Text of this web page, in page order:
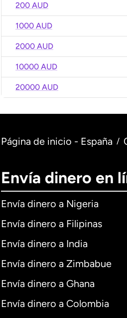
200 AUD
1000 AUD
2000 AUD
10000 AUD
20000 AUD
Página de inicio - España /
Envía dinero en
Envía dinero a Nigeria
Envía dinero a Filipinas
Envía dinero a India
Envía dinero a Zimbabue
Envía dinero a Ghana
Envía dinero a Colombia